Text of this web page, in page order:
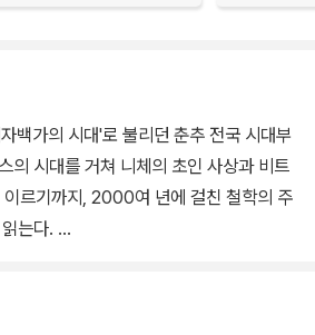
백가의 시대'로 불리던 춘추 전국 시대부
의 시대를 거쳐 니체의 초인 사상과 비트
이르기까지, 2000여 년에 걸친 철학의 주
는다.
청소년이나 마땅한 철학 입문서를 찾지 못